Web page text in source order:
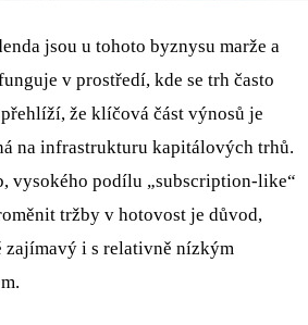
jsou u tohoto byznysu marže a
v prostředí, kde se trh často
že klíčová část výnosů je
na infrastrukturu kapitálových trhů.
vysokého podílu „subscription-like“
tržby v hotovost je důvod,
i s relativně nízkým